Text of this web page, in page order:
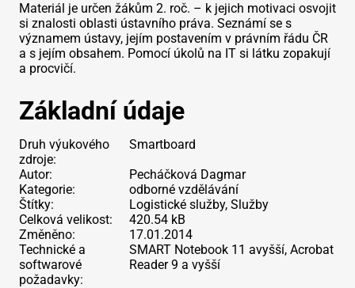
Materiál je určen žákům 2. roč. – k jejich motivaci osvojit
si znalosti oblasti ústavního práva. Seznámí se s
významem ústavy, jejím postavením v právním řádu ČR
a s jejím obsahem. Pomocí úkolů na IT si látku zopakují
a procvičí.
Základní údaje
Druh výukového
zdroje:
Smartboard
Autor:
Pecháčková Dagmar
Kategorie:
odborné vzdělávání
Štítky:
Logistické služby, Služby
Celková velikost:
420.54 kB
Změněno:
17.01.2014
Technické a
softwarové
požadavky:
SMART Notebook 11 avyšší, Acrobat
Reader 9 a vyšší